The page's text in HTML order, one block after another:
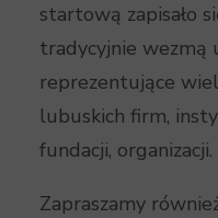
startową zapisało
tradycyjnie wezmą
reprezentujące
lubuskich firm,
fundacji, organizacji.
Zapraszamy